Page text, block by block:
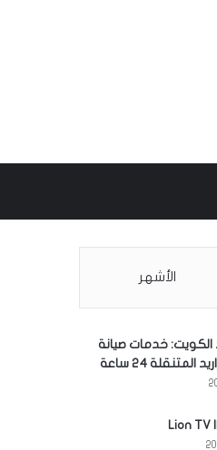
الأشهر
الكويت: خدمات صيانة
24 ساعة